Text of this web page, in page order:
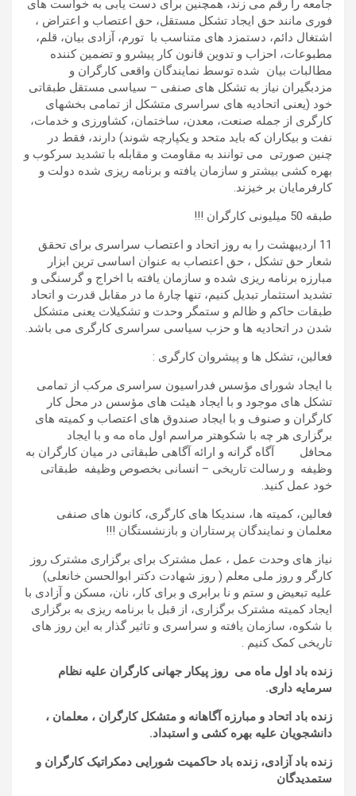
جامعه را رقم می زند، همچنین برای دست یابی به خواست های
فوری مانند حق ایجاد تشکل مستقل، حق اعتصاب و اعتراض ،
اشتغال دائم، دستمزد های متناسب با تورم، آزادی بیان، قلم،
مطبوعات، احزاب و تدوین قانون کار پیشرو و تضمین کننده
مطالبات بیان شده توسط نمایندگان واقعی کارگران و
مزدبگیران نیاز به تشکل های صنفی – سیاسی مستقل طبقاتی
خود (یعنی اتحادیه های سراسری متشکل از تمامی بخشهای
کارگری از جمله صنعت، معدن، ساختمان، کشاورزی و خدمات،
نفت و بیکاران که باید متحد و یکپارچه شوند) دارند، فقط در
چنین صورتی می توانند به مقاومت و مقابله با تشدید سرکوب و
بهره کشی بیشتر و سازمان یافته و برنامه ریزی شده دولت و
کارفرمایان بر خیزند.
طبقه 50 میلیونی کارگران !!!
11 اردیبهشت را به روز اتحاد و اعتصاب سراسری برای تحقق
شعار حق تشکل ، حق اعتصاب به عنوان اساسی ترین ابزار
مبارزه برنامه ریزی شده و سازمان یافته با اخراج و گرسنگی و
تشدید استثمار تبدیل کنیم، تنها چارۀ ما در مقابل قدرت و اتحاد
طبقات حاکم و ظالم و ستمگر وحدت و تشکیلات یعنی متشکل
شدن در اتحادیه ها و حزب سیاسی سراسری کارگری می باشد.
فعالین، تشکل ها و پیشروان کارگری :
با ایجاد شورای مؤسس فدراسیون سراسری مرکب از تمامی
تشکل های موجود و با ایجاد هیئت های مؤسس در محل کار
کارگران و صنوف و با ایجاد صندوق های اعتصاب و کمیته های
برگزاری هر چه با شکوهتر مراسم اول ماه مه و با ایجاد
محافل آگاه گرانه و ارائه آگاهی طبقاتی در میان کارگران به
وظیفه و رسالت تاریخی – انسانی بخصوص وظیفه طبقاتی
خود عمل کنید.
فعالین، کمیته ها، سندیکا های کارگری، کانون های صنفی
معلمان و نمایندگان پرستاران و بازنشستگان !!!
نیاز های وحدت عمل ، عمل مشترک برای برگزاری مشترک روز
کارگر و روز ملی معلم ( روز شهادت دکتر ابوالحسن خانعلی)
علیه تبعیض و ستم و نا برابری و برای کار، نان، مسکن و آزادی با
ایجاد کمیته مشترک برگزاری، از قبل با برنامه ریزی به برگزاری
با شکوه، سازمان یافته و سراسری و تاثیر گذار به این روز های
تاریخی کمک کنیم .
زنده باد اول ماه می روز پیکار جهانی کارگران علیه نظام
سرمایه داری.
زنده باد اتحاد و مبارزه آگاهانه و متشکل کارگران ، معلمان ،
دانشجویان علیه بهره کشی و استبداد.
زنده باد آزادی، زنده باد حاکمیت شورایی دمکراتیک کارگران و
ستمدیدگان